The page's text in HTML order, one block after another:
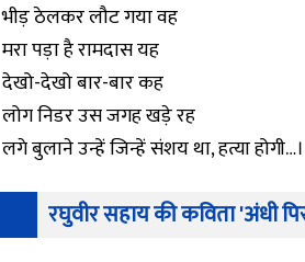
भीड़ ठेलकर लौट गया वह
मरा पड़ा है रामदास यह
देखो-देखो बार-बार कह
लोग निडर उस जगह खड़े रह
लगे बुलाने उन्हें जिन्हें संशय था, हत्या होगी…।
रघुवीर सहाय की कविता 'अंधी